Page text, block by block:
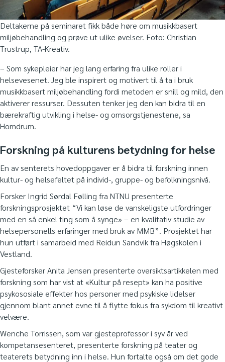
Deltakerne på seminaret fikk både høre om musikkbasert
miljøbehandling og prøve ut ulike øvelser. Foto: Christian
Trustrup, TA-Kreativ.
– Som sykepleier har jeg lang erfaring fra ulike roller i
helsevesenet. Jeg ble inspirert og motivert til å ta i bruk
musikkbasert miljøbehandling fordi metoden er snill og mild, den
aktiverer ressurser. Dessuten tenker jeg den kan bidra til en
bærekraftig utvikling i helse- og omsorgstjenestene, sa
Homdrum.
Forskning på kulturens betydning for helse
En av senterets hovedoppgaver er å bidra til forskning innen
kultur- og helsefeltet på individ-, gruppe- og befolkningsnivå.
Forsker Ingrid Sørdal Følling fra NTNU presenterte
forskningsprosjektet “Vi kan løse de vanskeligste utfordringer
med en så enkel ting som å synge» – en kvalitativ studie av
helsepersonells erfaringer med bruk av MMB”. Prosjektet har
hun utført i samarbeid med Reidun Sandvik fra Høgskolen i
Vestland.
Gjesteforsker Anita Jensen presenterte oversiktsartikkelen med
forskning som har vist at «Kultur på resept» kan ha positive
psykososiale effekter hos personer med psykiske lidelser
gjennom blant annet evne til å flytte fokus fra sykdom til kreativt
velvære.
Wenche Torrissen, som var gjesteprofessor i syv år ved
kompetansesenteret, presenterte forskning på teater og
teaterets betydning inn i helse. Hun fortalte også om det gode